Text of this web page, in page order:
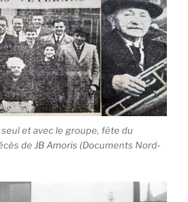
et avec le groupe, fête du
de JB Amoris (Documents Nord-